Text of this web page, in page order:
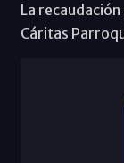
La
Cáritas